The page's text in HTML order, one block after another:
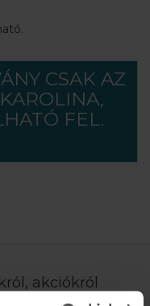
CSAK AZ
FEL.
akciókról